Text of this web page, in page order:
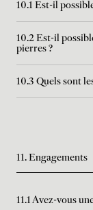
10.1 Est-il
10.2 Est-il
pierres ?
10.3 Quels sont
11. Engagements
11.1 Avez-vous